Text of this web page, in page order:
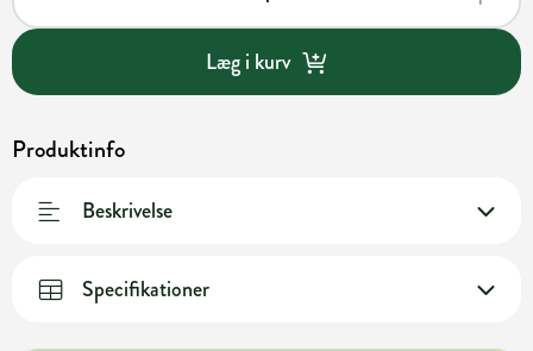
Læg i kurv
Produktinfo
Beskrivelse
Specifikationer